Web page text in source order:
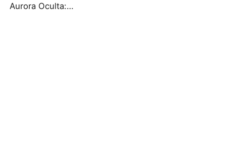
Aurora Oculta: O Governante Ascendente (Dublado)